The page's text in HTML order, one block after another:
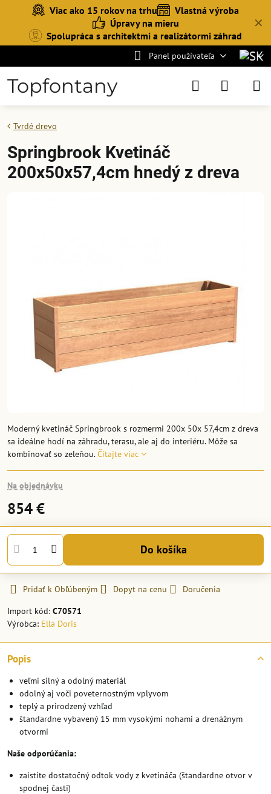
✕
Viac ako 15 rokov na trhu
Vlastná výroba
Úpravy na mieru
Spolupráca s architektmi a realizátormi záhrad
Panel používateľa
Topfontany
Tvrdé drevo
Springbrook Kvetináč
200x50x57,4cm hnedý z dreva
Moderný kvetináč Springbrook s rozmermi 200x 50x 57,4cm z dreva
sa ideálne hodí na záhradu, terasu, ale aj do interiéru. Môže sa
kombinovať so zeleňou.Čítajte viac
Na objednávku
854 €
Do košíka
Pridať k Obľúbeným Dopyt na cenu
Doručenia
Import kód: C70571
Výrobca: Ella Doris
Popis
veľmi silný a odolný materiál
odolný aj voči poveternostným vplyvom
teplý a prirodzený vzhľad
štandardne vybavený 15 mm vysokými nohami a drenážnym
otvormi
Naše odporúčania:
zaistite dostatočný odtok vody z kvetináča (štandardne otvor v
spodnej časti)